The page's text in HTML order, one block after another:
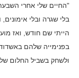
"החיים שלי אחרי
בלי שגרה ובלי
הייתי שם חודש, ואז
בפנימייה שלהם
ולשחק בשביל החלום